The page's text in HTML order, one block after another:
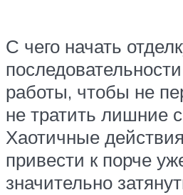
С чего начать
работы, чтобы не
не тратить лишние
Хаотичные
привести к порче
значительно